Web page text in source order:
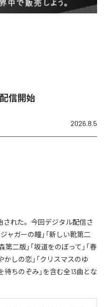
信開始
2026.8.5
された。今回デジタル配信さ
ャガーの瞳」「新しい靴第二
第二版」「坂道をのぼって」「春
かしの恋」「クリスマスのゆ
待ちのぞみ」を含む全13曲とな